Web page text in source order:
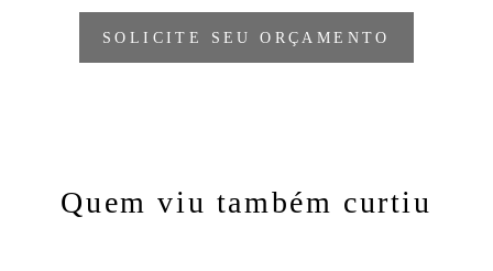
SOLICITE SEU ORÇAMENTO
Quem viu também curtiu